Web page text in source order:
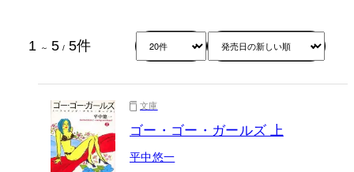
1 ～ 5 / 5件
文庫
ゴー・ゴー・ガールズ 上
平中悠一